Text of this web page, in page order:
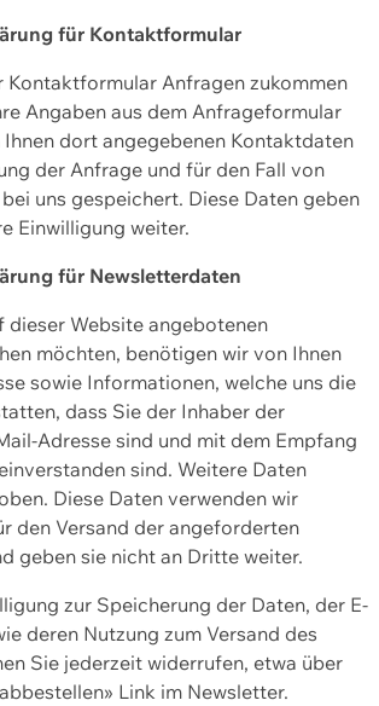
für Kontaktformular
Kontaktformular Anfragen zukommen
Angaben aus dem Anfrageformular
dort angegebenen Kontaktdaten
der Anfrage und für den Fall von
uns gespeichert. Diese Daten geben
Einwilligung weiter.
für Newsletterdaten
dieser Website angebotenen
möchten, benötigen wir von Ihnen
sowie Informationen, welche uns die
dass Sie der Inhaber der
Adresse sind und mit dem Empfang
sind. Weitere Daten
Diese Daten verwenden wir
den Versand der angeforderten
geben sie nicht an Dritte weiter.
zur Speicherung der Daten, der E-
deren Nutzung zum Versand des
Sie jederzeit widerrufen, etwa über
Link im Newsletter.